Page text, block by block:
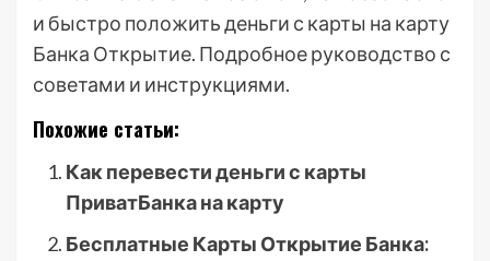
и быстро положить деньги с карты на карту
Банка Открытие. Подробное руководство с
советами и инструкциями.
Похожие статьи:
Как перевести деньги с карты
ПриватБанка на карту
Бесплатные Карты Открытие Банка: